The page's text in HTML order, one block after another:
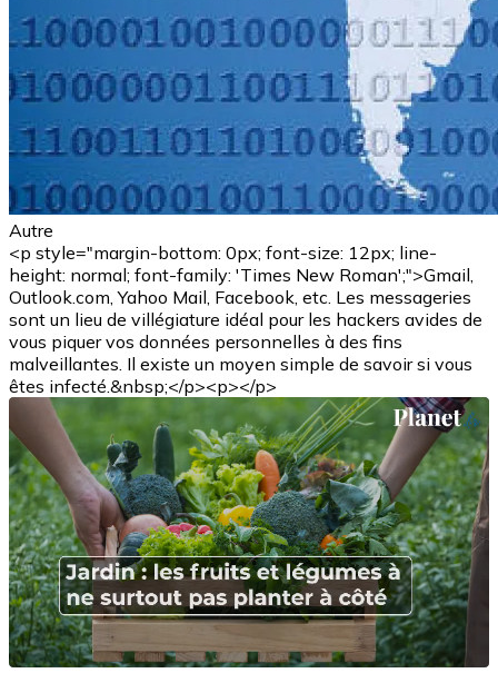
Autre
<p style="margin-bottom: 0px; font-size: 12px; line-
height: normal; font-family: 'Times New Roman';">Gmail,
Outlook.com, Yahoo Mail, Facebook, etc. Les messageries
sont un lieu de villégiature idéal pour les hackers avides de
vous piquer vos données personnelles à des fins
malveillantes. Il existe un moyen simple de savoir si vous
êtes infecté.&nbsp;</p><p></p>